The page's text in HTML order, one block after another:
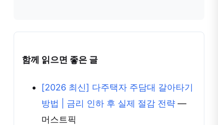
함께 읽으면 좋은 글
[2026 최신] 다주택자 주담대 갈아타기
방법 | 금리 인하 후 실제 절감 전략 —
머스트픽